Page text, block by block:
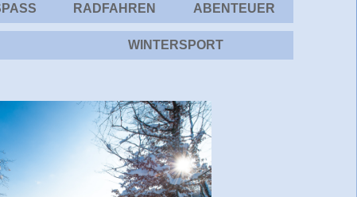
RADFAHREN ABENTEUER
WINTERSPORT